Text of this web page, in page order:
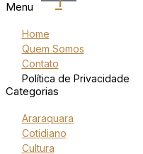
Menu
Home
Quem Somos
Contato
Política de Privacidade
Categorias
Araraquara
Cotidiano
Cultura